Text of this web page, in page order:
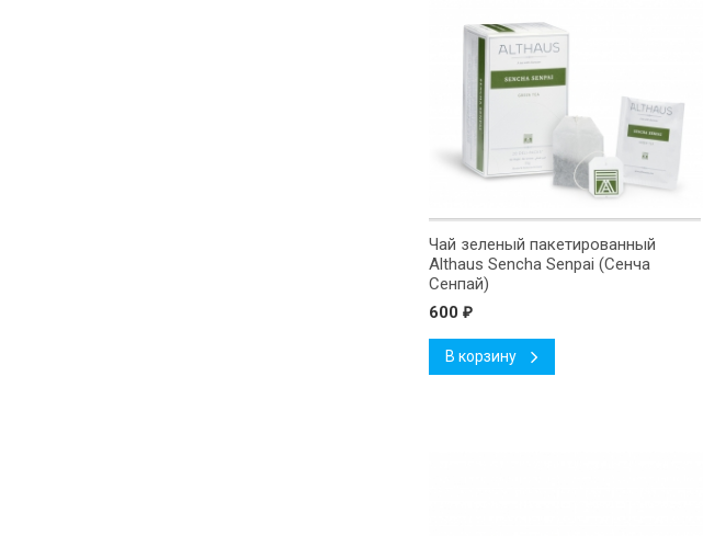
Чай зеленый пакетированный
Althaus Sencha Senpai (Сенча
Сенпай)
600 ₽
В корзину